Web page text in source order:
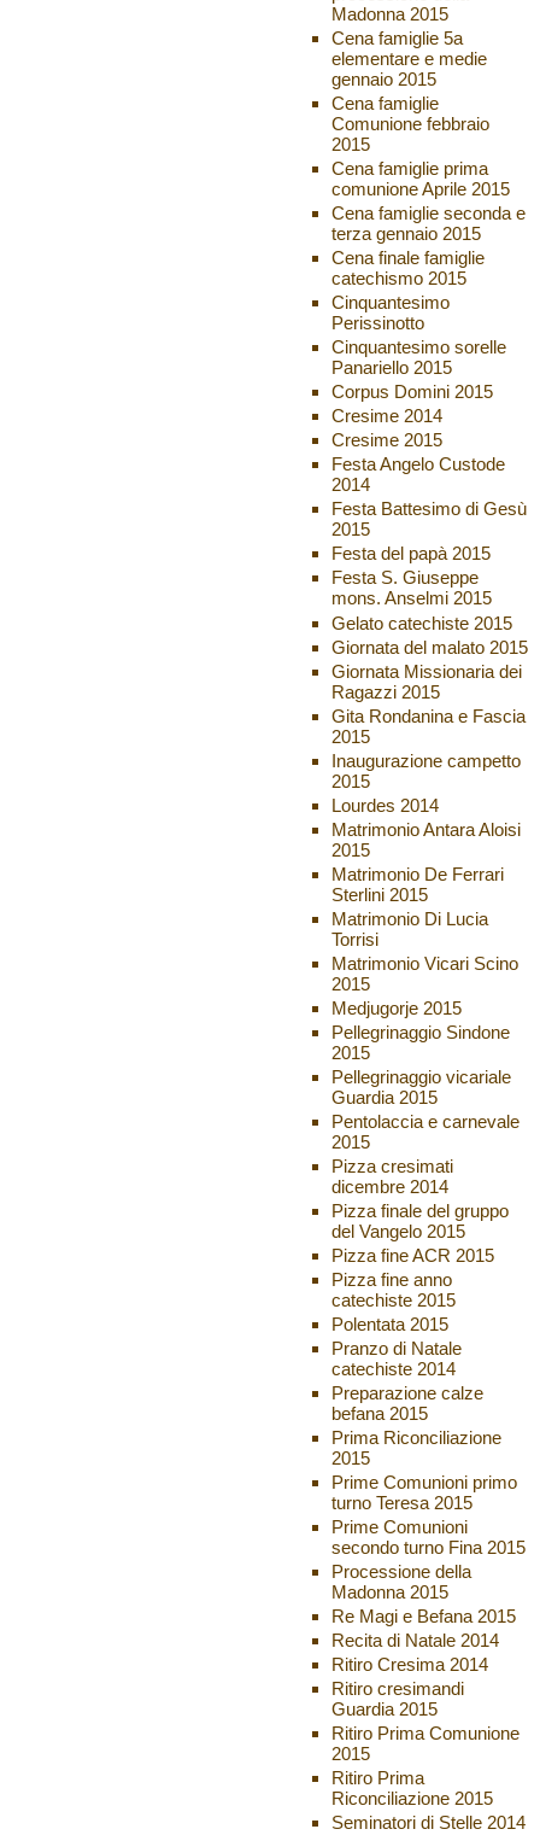
Madonna 2015
Cena famiglie 5a
elementare e medie
gennaio 2015
Cena famiglie
Comunione febbraio
2015
Cena famiglie prima
comunione Aprile 2015
Cena famiglie seconda e
terza gennaio 2015
Cena finale famiglie
catechismo 2015
Cinquantesimo
Perissinotto
Cinquantesimo sorelle
Panariello 2015
Corpus Domini 2015
Cresime 2014
Cresime 2015
Festa Angelo Custode
2014
Festa Battesimo di Gesù
2015
Festa del papà 2015
Festa S. Giuseppe
mons. Anselmi 2015
Gelato catechiste 2015
Giornata del malato 2015
Giornata Missionaria dei
Ragazzi 2015
Gita Rondanina e Fascia
2015
Inaugurazione campetto
2015
Lourdes 2014
Matrimonio Antara Aloisi
2015
Matrimonio De Ferrari
Sterlini 2015
Matrimonio Di Lucia
Torrisi
Matrimonio Vicari Scino
2015
Medjugorje 2015
Pellegrinaggio Sindone
2015
Pellegrinaggio vicariale
Guardia 2015
Pentolaccia e carnevale
2015
Pizza cresimati
dicembre 2014
Pizza finale del gruppo
del Vangelo 2015
Pizza fine ACR 2015
Pizza fine anno
catechiste 2015
Polentata 2015
Pranzo di Natale
catechiste 2014
Preparazione calze
befana 2015
Prima Riconciliazione
2015
Prime Comunioni primo
turno Teresa 2015
Prime Comunioni
secondo turno Fina 2015
Processione della
Madonna 2015
Re Magi e Befana 2015
Recita di Natale 2014
Ritiro Cresima 2014
Ritiro cresimandi
Guardia 2015
Ritiro Prima Comunione
2015
Ritiro Prima
Riconciliazione 2015
Seminatori di Stelle 2014